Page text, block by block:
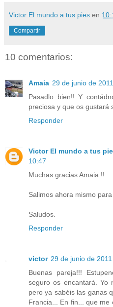
Victor El mundo a tus pies en
Compartir
10 comentarios:
Amaia 29 de junio de
Pasadlo bien!! Y
preciosa y que os gustará
Responder
Victor El mundo a tus
10:47
Muchas gracias Amaia !!
Salimos ahora mismo para
Saludos.
Responder
victor 29 de junio de
Buenas pareja!!!
seguro os encantará. Yo
pero ya sabéis las ganas
Francia... En fin... que